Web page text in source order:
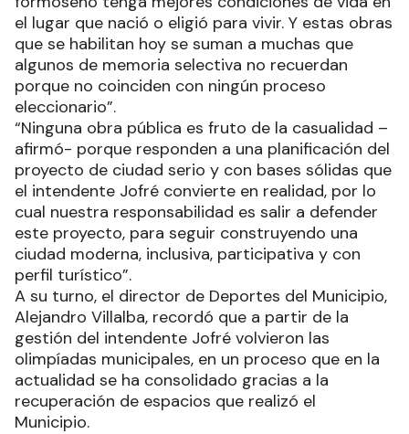
el lugar que nació o eligió para vivir. Y estas obras
que se habilitan hoy se suman a muchas que
algunos de memoria selectiva no recuerdan
porque no coinciden con ningún proceso
eleccionario”.
“Ninguna obra pública es fruto de la casualidad –
afirmó- porque responden a una planificación del
proyecto de ciudad serio y con bases sólidas que
el intendente Jofré convierte en realidad, por lo
cual nuestra responsabilidad es salir a defender
este proyecto, para seguir construyendo una
ciudad moderna, inclusiva, participativa y con
perfil turístico”.
A su turno, el director de Deportes del Municipio,
Alejandro Villalba, recordó que a partir de la
gestión del intendente Jofré volvieron las
olimpíadas municipales, en un proceso que en la
actualidad se ha consolidado gracias a la
recuperación de espacios que realizó el
Municipio.